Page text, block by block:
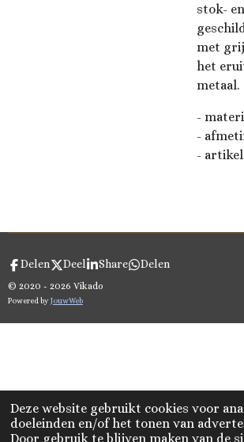
Deze website gebruikt cookies voor
doeleinden en/of het tonen van
Door gebruik te blijven maken van de
stok-
met
het
metaal.
-
-
-
Delen Deel Share Delen
© 2020 - 2026 Vikado
Powered byJouwWeb